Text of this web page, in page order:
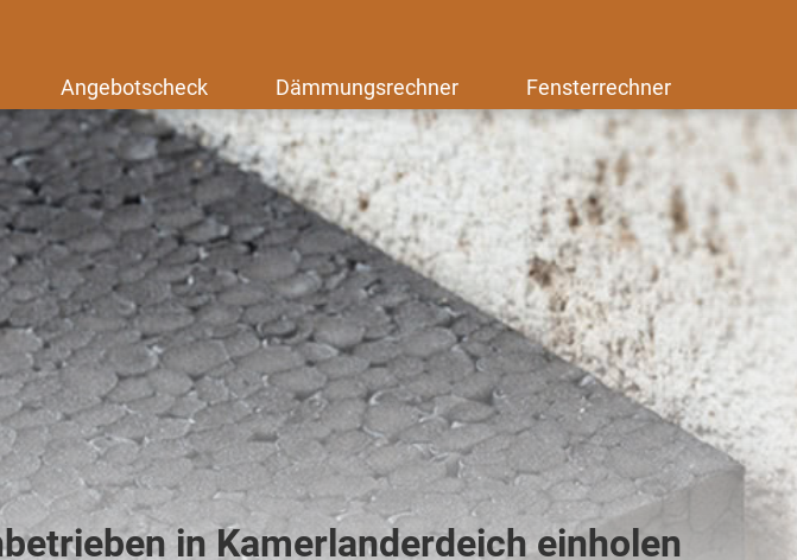
Angebotscheck Dämmungsrechner Fensterrechner
in Kamerlanderdeich einholen